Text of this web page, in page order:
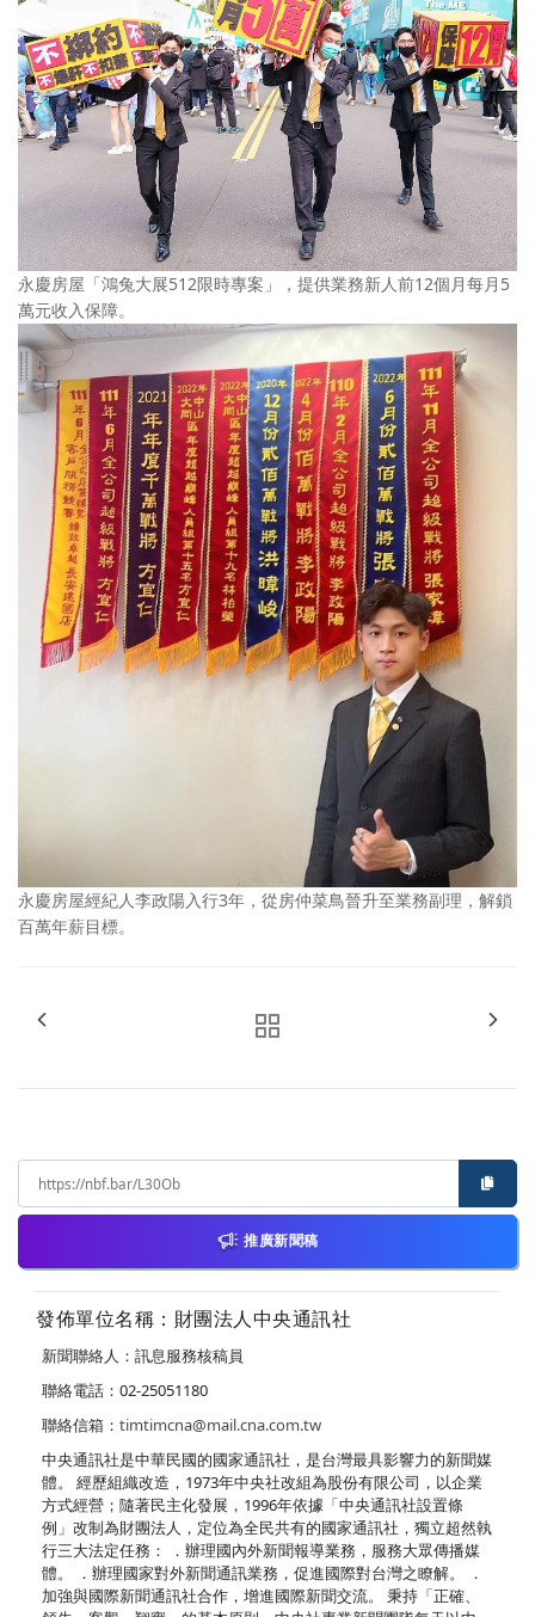
永慶房屋「鴻兔大展512限時專案」，提供業務新人前12個月每月5
萬元收入保障。
永慶房屋經紀人李政陽入行3年，從房仲菜鳥晉升至業務副理，解鎖
百萬年薪目標。
推廣新聞稿
發佈單位名稱：財團法人中央通訊社
新聞聯絡人：訊息服務核稿員
聯絡電話：02-25051180
聯絡信箱： timtimcna@mail.cna.com.tw
中央通訊社是中華民國的國家通訊社，是台灣最具影響力的新聞媒
體。 經歷組織改造，1973年中央社改組為股份有限公司，以企業
方式經營；隨著民主化發展，1996年依據「中央通訊社設置條
例」改制為財團法人，定位為全民共有的國家通訊社，獨立超然執
行三大法定任務： ．辦理國內外新聞報導業務，服務大眾傳播媒
體。 ．辦理國家對外新聞通訊業務，促進國際對台灣之瞭解。 ．
加強與國際新聞通訊社合作，增進國際新聞交流。 秉持「正確、